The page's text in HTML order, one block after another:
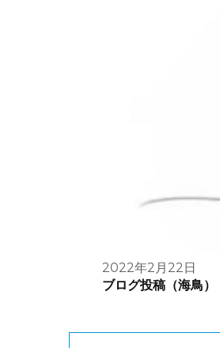
2022年2月22日
ブログ投稿（海鳥）